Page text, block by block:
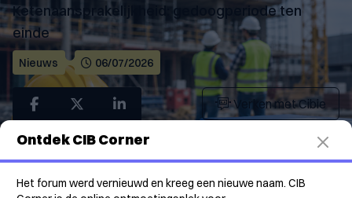
Ketenaansprakelijkheid: gedoogperiode ten
einde
Nieuws 06/07/2026
Verken met Cibie
Sinds 1 januari 2026 is in Vlaanderen een uitbreiding
van de ketenaansprakelijkheid bij illegale
tewerkstelling in werking getreden. Deze wetgeving
Ontdek CIB Corner
Het forum werd vernieuwd en kreeg een nieuwe naam. CIB